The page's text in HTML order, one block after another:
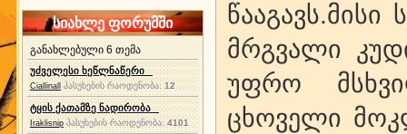
სიახლე ფორუმში
განახლებული 6 თემა
უძველესი ხეწლნაწერი
Ciallinall პასუხების რაოდენობა:12
ტყის ქათამზე ნადირობა
Iraklisnip პასუხების რაოდენობა: 4101
მრგვალი
უფრო
ცხოველი